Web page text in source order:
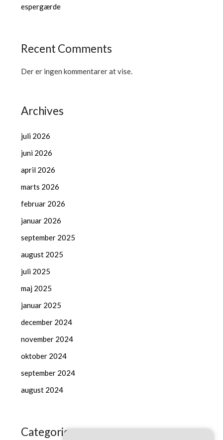
espergærde
Recent Comments
Der er ingen kommentarer at vise.
Archives
juli 2026
juni 2026
april 2026
marts 2026
februar 2026
januar 2026
september 2025
august 2025
juli 2025
maj 2025
januar 2025
december 2024
november 2024
oktober 2024
september 2024
august 2024
Categories